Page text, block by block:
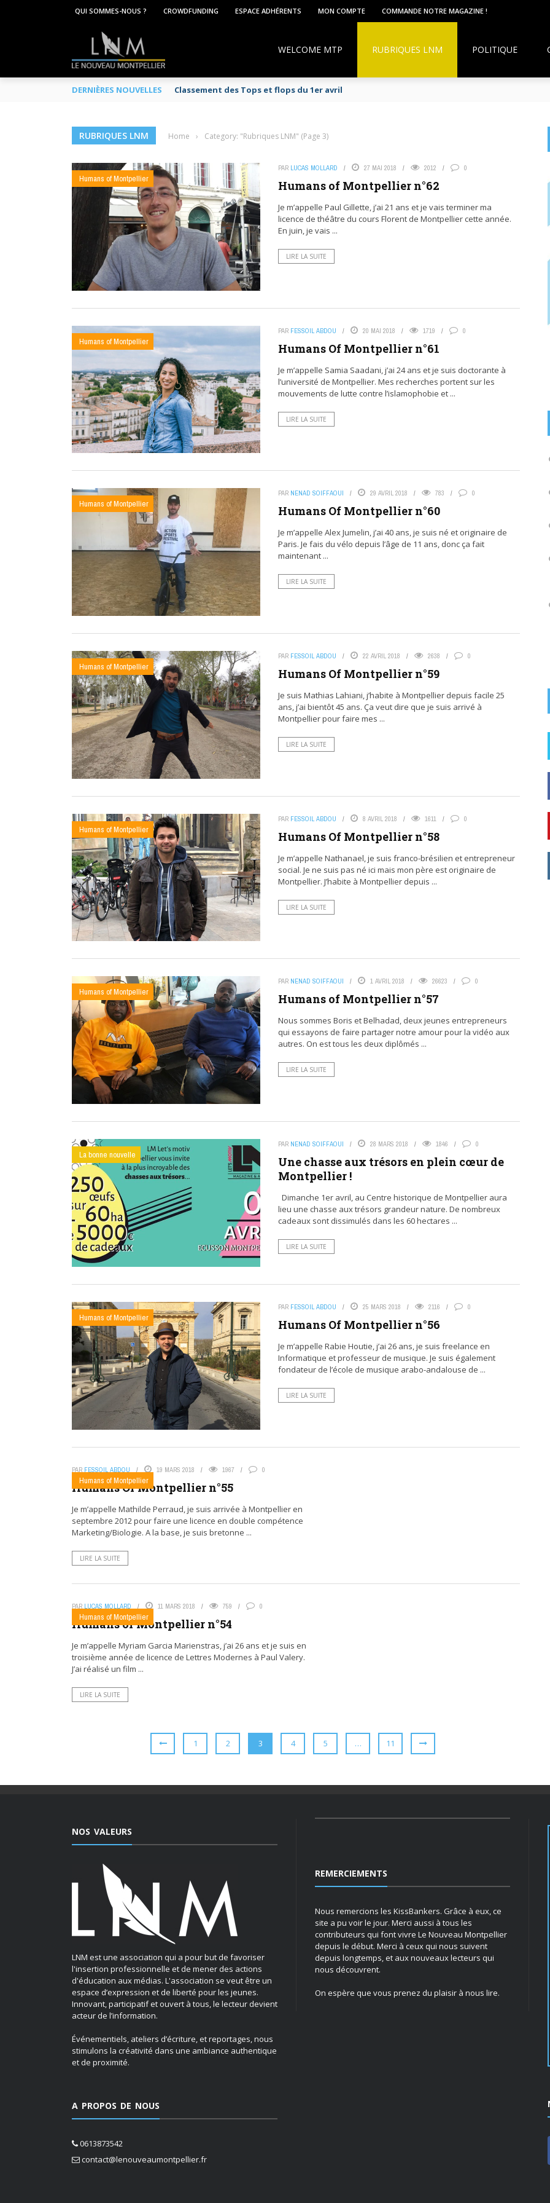
QUI SOMMES-NOUS ? CROWDFUNDING ESPACE ADHÉRENTS MON COMPTE COMMANDE NOTRE MAGAZINE !
WELCOME MTP RUBRIQUES LNM POLITIQUE
DERNIÈRES NOUVELLES Classement des Tops et flops du 1er avril
RUBRIQUES LNM Home › Category: "Rubriques LNM" (Page 3)
Humans of Montpellier
PAR LUCAS MOLLARD 27 MAI 2018 2012 0
Humans of Montpellier n°62
Je m’appelle Paul Gillette, j’ai 21 ans et je vais terminer ma
licence de théâtre du cours Florent de Montpellier cette année.
En juin, je vais ...
LIRE LA SUITE
Humans of Montpellier
PAR FESSOIL ABDOU 20 MAI 2018 1719 0
Humans Of Montpellier n°61
Je m’appelle Samia Saadani, j’ai 24 ans et je suis doctorante à
l’université de Montpellier. Mes recherches portent sur les
mouvements de lutte contre l’islamophobie et ...
LIRE LA SUITE
Humans of Montpellier
PAR NENAD SOIFFAOUI 29 AVRIL 2018 783 0
Humans Of Montpellier n°60
Je m’appelle Alex Jumelin, j’ai 40 ans, je suis né et originaire de
Paris. Je fais du vélo depuis l’âge de 11 ans, donc ça fait
maintenant ...
LIRE LA SUITE
Humans of Montpellier
PAR FESSOIL ABDOU 22 AVRIL 2018 2638 0
Humans Of Montpellier n°59
Je suis Mathias Lahiani, j’habite à Montpellier depuis facile 25
ans, j’ai bientôt 45 ans. Ça veut dire que je suis arrivé à
Montpellier pour faire mes ...
LIRE LA SUITE
Humans of Montpellier
PAR FESSOIL ABDOU 8 AVRIL 2018 1611 0
Humans Of Montpellier n°58
Je m’appelle Nathanael, je suis franco-brésilien et entrepreneur
social. Je ne suis pas né ici mais mon père est originaire de
Montpellier. J’habite à Montpellier depuis ...
LIRE LA SUITE
Humans of Montpellier
PAR NENAD SOIFFAOUI 1 AVRIL 2018 26623 0
Humans of Montpellier n°57
Nous sommes Boris et Belhadad, deux jeunes entrepreneurs
qui essayons de faire partager notre amour pour la vidéo aux
autres. On est tous les deux diplômés ...
LIRE LA SUITE
La bonne nouvelle
PAR NENAD SOIFFAOUI 28 MARS 2018 1846 0
Une chasse aux trésors en plein cœur de
Montpellier !
Dimanche 1er avril, au Centre historique de Montpellier aura
lieu une chasse aux trésors grandeur nature. De nombreux
cadeaux sont dissimulés dans les 60 hectares ...
LIRE LA SUITE
Humans of Montpellier
PAR FESSOIL ABDOU 25 MARS 2018 2116 0
Humans Of Montpellier n°56
Je m’appelle Rabie Houtie, j’ai 26 ans, je suis freelance en
Informatique et professeur de musique. Je suis également
fondateur de l’école de musique arabo-andalouse de ...
LIRE LA SUITE
Humans of Montpellier
PAR FESSOIL ABDOU 19 MARS 2018 1967 0
Humans Of Montpellier n°55
Je m’appelle Mathilde Perraud, je suis arrivée à Montpellier en
septembre 2012 pour faire une licence en double compétence
Marketing/Biologie. A la base, je suis bretonne ...
LIRE LA SUITE
Humans of Montpellier
PAR LUCAS MOLLARD 11 MARS 2018 759 0
Humans of Montpellier n°54
Je m’appelle Myriam Garcia Marienstras, j’ai 26 ans et je suis en
troisième année de licence de Lettres Modernes à Paul Valery.
J’ai réalisé un film ...
LIRE LA SUITE
1 2 3 4 5 … 11
NOS VALEURS
LNM est une association qui a pour but de favoriser
l'insertion professionnelle et de mener des actions
d'éducation aux médias. L'association se veut être un
espace d’expression et de liberté pour les jeunes.
Innovant, participatif et ouvert à tous, le lecteur devient
acteur de l’information.
Événementiels, ateliers d’écriture, et reportages, nous
stimulons la créativité dans une ambiance authentique
et de proximité.
A PROPOS DE NOUS
0613873542
contact@lenouveaumontpellier.fr
REMERCIEMENTS
Nous remercions les KissBankers. Grâce à eux, ce
site a pu voir le jour. Merci aussi à tous les
contributeurs qui font vivre Le Nouveau Montpellier
depuis le début. Merci à ceux qui nous suivent
depuis longtemps, et aux nouveaux lecteurs qui
nous découvrent.
On espère que vous prenez du plaisir à nous lire.